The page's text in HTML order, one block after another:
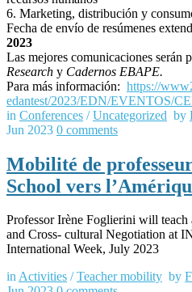
6. Marketing, distribución y
Fecha de envío de resúmenes
2023
Las mejores comunicaciones serán
Research y Cadernos EBAPE.
Para más información: https://
edantest/2023/EDN/EVENTOS/
in Conferences /Uncategorized by
Jun 2023 0 comments
Mobilité de
School vers
Professor Irène Foglierini will teach
and Cross- cultural Negotiation at
International Week, July 2023
inActivities /Teacher mobility by